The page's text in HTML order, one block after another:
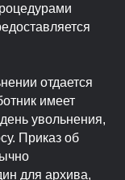
отдается
имеет
увольнения,
Приказ об
для архива,